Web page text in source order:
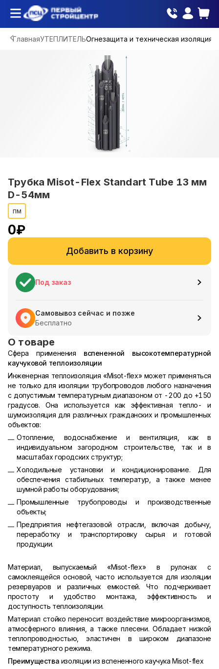
ГлавнаяУТЕПЛИТЕЛЬОгнезащита и техническая изоляция
Трубка Misot-Flex Standart Tube 13 мм
D-54мм
пм
0₽
Добавить в корзину
Под заказ
Самовывоз сейчас и позже
Бесплатно
О товаре
Сфера применения вспененной высокотемпературной
каучуковой теплоизоляции
Инженерная теплоизоляция «Misot-flex» может применяться
не только для изоляции трубопроводов любого назначения
с допустимым температурным диапазоном от -200 до +150
градусов. Она используется как эффективная тепло- и
шумоизоляция для различных гражданских и промышленных
объектов:
Отопление, водоснабжение и вентиляция, как в
индивидуальном загородном строительстве, так и в
масштабах городских структур;
Холодильные установки и кондиционирование. Для
обеспечения стабильных температур, а также менее
шумной работы оборудования;
Промышленные трубопроводы и производственные
объекты;
Предприятия нефтегазовой отрасли, включая добычу,
переработку и транспортировку сырья и готовой
продукции.
Материал, выпускаемый «Misot-flex» в рулонах с
самоклеящейся основой, часто используется для изоляции
резервуаров и различных емкостей. Что подчеркивает
простоту и удобство монтажа, эффективность и
доступность теплоизоляции.
Материал стойко переносит воздействие микроорганизмов,
атмосферного влияния, а также плесени. Обладает низкой
теплопроводностью, эластичен в широком диапазоне
температурного режима.
Преимущества изоляции из вспененного каучука Misot-flex